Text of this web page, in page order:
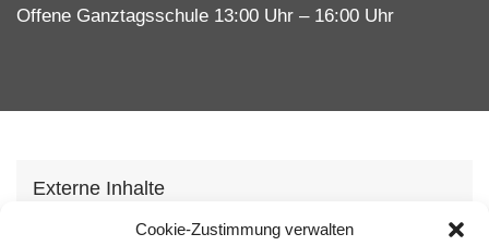
Cookie-Zustimmung verwalten
Offene Ganztagsschule 13:00 Uhr – 16:00 Uhr
Externe Inhalte
Wir verwenden auf unserer Webseite externe